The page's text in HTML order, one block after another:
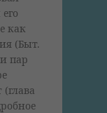
как
(Быт.
пар